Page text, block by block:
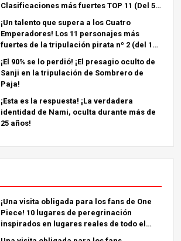
Clasificaciones más fuertes TOP 11 (Del 5º
¡Un talento que supera a los Cuatro
Emperadores! Los 11 personajes más
fuertes de la tripulación pirata nº 2 (del 11º
¡El 90% se lo perdió! ¡El presagio oculto de
Sanji en la tripulación de Sombrero de
Paja!
¡Esta es la respuesta! ¡La verdadera
identidad de Nami, oculta durante más de
25 años!
¡Una visita obligada para los fans de One
Piece! 10 lugares de peregrinación
inspirados en lugares reales de todo el